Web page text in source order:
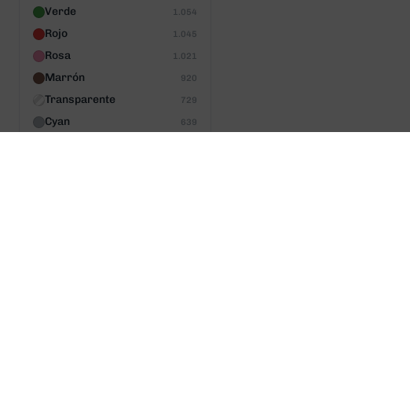
Verde 1.054
Rojo 1.045
Rosa 1.021
Marrón 920
Transparente 729
Cyan 639